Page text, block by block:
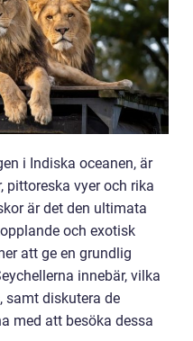
i Indiska oceanen, är
pittoreska vyer och rika
är det den ultimata
och exotisk
att ge en grundlig
innebär, vilka
samt diskutera de
med att besöka dessa